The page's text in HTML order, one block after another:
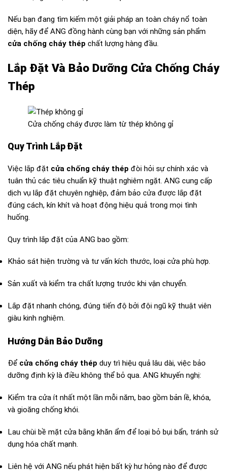
Nếu bạn đang tìm kiếm một giải pháp an toàn cháy nổ toàn
diện, hãy để ANG đồng hành cùng bạn với những sản phẩm
cửa chống cháy thép chất lượng hàng đầu.
Lắp Đặt Và Bảo Dưỡng Cửa Chống Cháy
Thép
Cửa chống cháy được làm từ thép không gỉ
Quy Trình Lắp Đặt
Việc lắp đặt cửa chống cháy thép đòi hỏi sự chính xác và
tuân thủ các tiêu chuẩn kỹ thuật nghiêm ngặt. ANG cung cấp
dịch vụ lắp đặt chuyên nghiệp, đảm bảo cửa được lắp đặt
đúng cách, kín khít và hoạt động hiệu quả trong mọi tình
huống.
Quy trình lắp đặt của ANG bao gồm:
Khảo sát hiện trường và tư vấn kích thước, loại cửa phù hợp.
Sản xuất và kiểm tra chất lượng trước khi vận chuyển.
Lắp đặt nhanh chóng, đúng tiến độ bởi đội ngũ kỹ thuật viên
giàu kinh nghiệm.
Hướng Dẫn Bảo Dưỡng
Để cửa chống cháy thép duy trì hiệu quả lâu dài, việc bảo
dưỡng định kỳ là điều không thể bỏ qua. ANG khuyến nghị:
Kiểm tra cửa ít nhất một lần mỗi năm, bao gồm bản lề, khóa,
và gioăng chống khói.
Lau chùi bề mặt cửa bằng khăn ẩm để loại bỏ bụi bẩn, tránh sử
dụng hóa chất mạnh.
Liên hệ với ANG nếu phát hiện bất kỳ hư hỏng nào để được